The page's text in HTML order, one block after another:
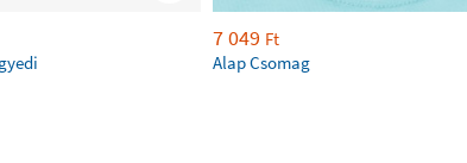
7 049 Ft
Alap Csomag